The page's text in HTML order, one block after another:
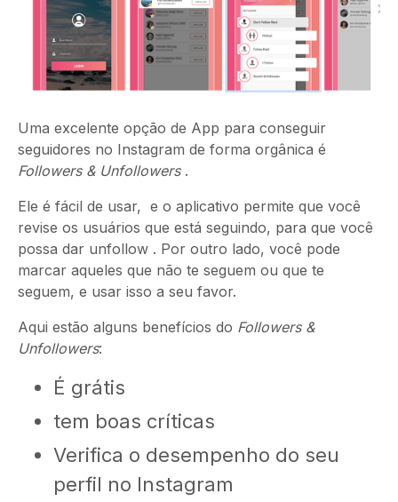
Uma excelente opção de App para conseguir
seguidores no Instagram de forma orgânica é
Followers & Unfollowers.
Ele é fácil de usar, e o aplicativo permite que você
revise os usuários que está seguindo, para que você
possa dar unfollow . Por outro lado, você pode
marcar aqueles que não te seguem ou que te
seguem, e usar isso a seu favor.
Aqui estão alguns benefícios do Followers &
Unfollowers:
É grátis
tem boas críticas
Verifica o desempenho do seu
perfil no Instagram